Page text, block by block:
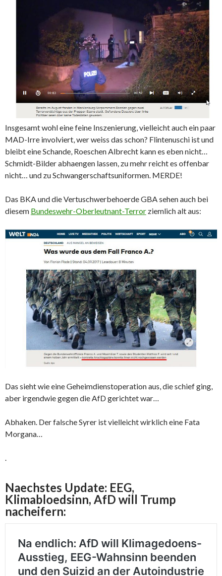
Insgesamt wohl eine feine Inszenierung, vielleicht auch ein paar
MAD-Irre involviert, wer weiss das schon? Flintenuschi ist und
bleibt eine Schande, Roeschen Albrecht kann es eben nicht…
Schmidt-Bilder abhaengen lassen, zu mehr reicht es offenbar
nicht… und zu Schwangerschaftsuniformen. MERDE!
Das BKA und die Vertuschwerbehoerde GBA sehen auch bei
diesem Bundeswehr-Oberleutnant-Terror ziemlich alt aus:
Das sieht wie eine Geheimdienstoperation aus, die schief ging,
aber irgendwie gegen die AfD gerichtet war…
Abhaken. Der falsche Syrer ist vielleicht wirklich eine Fata
Morgana…
.
Naechstes Update: EEG,
Klimabloedsinn, AfD will Trump
nacheifern: